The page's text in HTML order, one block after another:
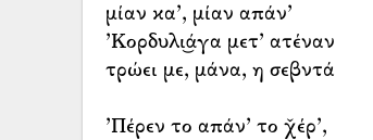
μίαν κα’, μίαν απάν’
’Κορδυλι͜άγα μετ’ ατέναν
τρώει με, μάνα, η σεβντά
’Πέρεν το απάν’ το χ̌έρ’,